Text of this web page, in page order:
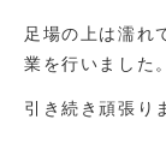
足場の上は濡れ
業を行いました。
引き続き頑張り